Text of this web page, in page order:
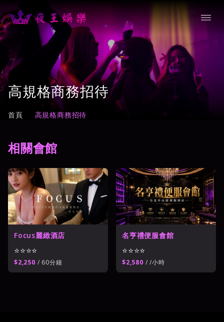
高規格商務招待
首頁 高規格商務招待
相關會館
Focus麗緻酒店
⭐⭐⭐⭐
$2,250 / 60分鐘
名亨禮便服會館
⭐⭐⭐⭐
$2,580 / /小時